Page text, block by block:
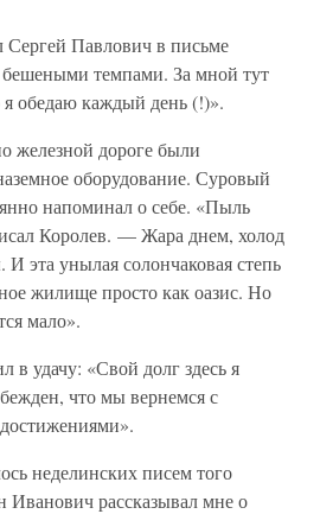
Павлович в письме
темпами. За мной тут
я обедаю каждый день (!)».
железной дороге были
оборудование. Суровый
напоминал о себе. «Пыль
Королев. — Жара днем, холод
эта унылая солончаковая степь
жилище просто как оазис. Но
мало».
в удачу: «Свой долг здесь я
что мы вернемся с
неделинских писем того
рассказывал мне о